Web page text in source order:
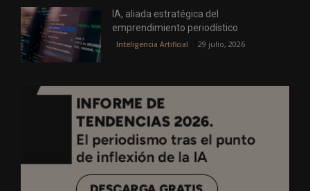
IA, aliada estratégica del
emprendimiento periodístico
Inteligencia Artificial 29 julio, 2026